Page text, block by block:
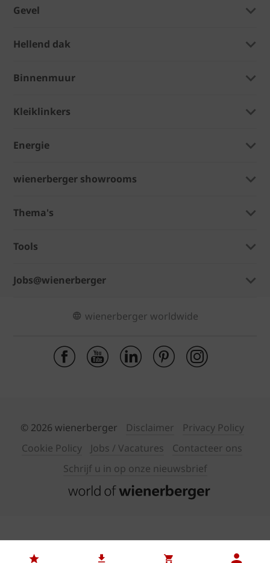
Gevel
Hellend dak
Binnenmuur
Kleiklinkers
Energie
wienerberger showrooms
Thema's
Tools
Jobs@wienerberger
wienerberger worldwide
© 2026 wienerberger Disclaimer
Privacy Policy
Cookie Policy
Jobs / Vacatures
Contacteer ons
Schrijf u in op onze nieuwsbrief